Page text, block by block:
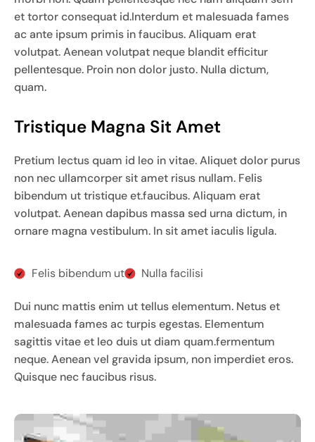
et tortor consequat id.Interdum et malesuada fames
ac ante ipsum primis in faucibus. Aliquam erat
volutpat. Aenean volutpat neque blandit efficitur
pellentesque. Proin non dolor justo. Nulla dictum,
quam.
Tristique Magna Sit Amet
Pretium lectus quam id leo in vitae. Aliquet dolor purus
non nec ullamcorper sit amet risus nullam. Felis
bibendum ut tristique et.faucibus. Aliquam erat
volutpat. Aenean dapibus massa sed urna dictum, in
ornare magna vestibulum. In sit amet iaculis ligula.
Felis bibendum ut Nulla facilisi
Dui nunc mattis enim ut tellus elementum. Netus et
malesuada fames ac turpis egestas. Elementum
sagittis vitae et leo duis ut diam quam.fermentum
neque. Aenean vel gravida ipsum, non imperdiet eros.
Quisque nec faucibus risus.